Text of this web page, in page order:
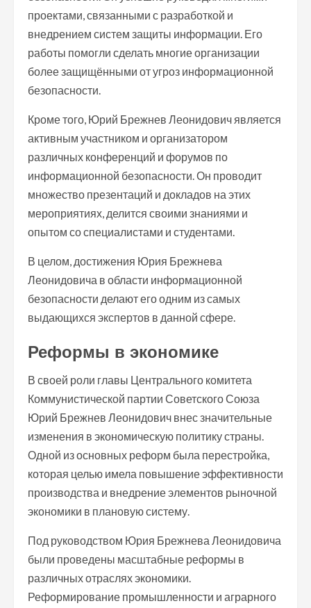
проектами, связанными с разработкой и
внедрением систем защиты информации. Его
работы помогли сделать многие организации
более защищёнными от угроз информационной
безопасности.
Кроме того, Юрий Брежнев Леонидович является
активным участником и организатором
различных конференций и форумов по
информационной безопасности. Он проводит
множество презентаций и докладов на этих
мероприятиях, делится своими знаниями и
опытом со специалистами и студентами.
В целом, достижения Юрия Брежнева
Леонидовича в области информационной
безопасности делают его одним из самых
выдающихся экспертов в данной сфере.
Реформы в экономике
В своей роли главы Центрального комитета
Коммунистической партии Советского Союза
Юрий Брежнев Леонидович внес значительные
изменения в экономическую политику страны.
Одной из основных реформ была перестройка,
которая целью имела повышение эффективности
производства и внедрение элементов рыночной
экономики в плановую систему.
Под руководством Юрия Брежнева Леонидовича
были проведены масштабные реформы в
различных отраслях экономики.
Реформирование промышленности и аграрного